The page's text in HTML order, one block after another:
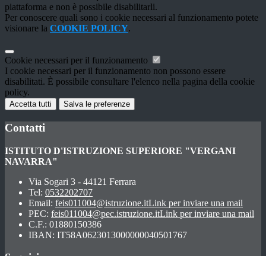
piattaforma e non è possibile disabilitarli.
Per conoscere quali sono i cookie necessari al funzionamento potete
visionare la COOKIE POLICY.
Cookie necessari per il funzionamento
I cookie necessari per il funzionamento non possono essere
disabilitati. È possibile consultare l'elenco nella pagina della cookie
policy.
Accetta tutti Salva le preferenze
Contatti
ISTITUTO D'ISTRUZIONE SUPERIORE "VERGANI
NAVARRA"
Via Sogari 3 - 44121 Ferrara
Tel: 0532202707
Email: feis011004@istruzione.itLink per inviare una mail
PEC: feis011004@pec.istruzione.itLink per inviare una mail
C.F.: 01880150386
IBAN: IT58A0623013000000040501767